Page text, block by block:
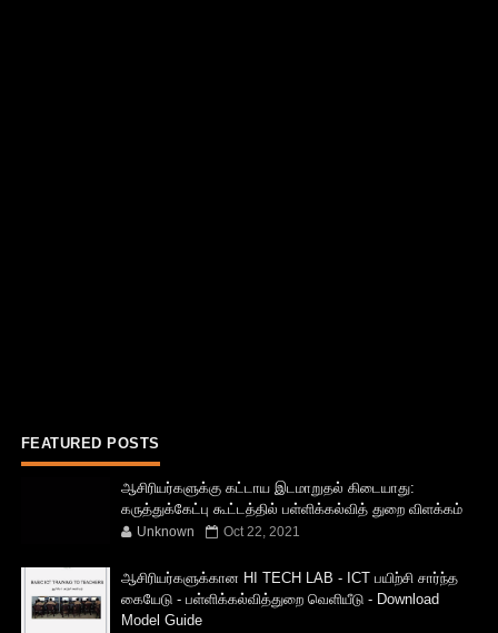
FEATURED POSTS
ஆசிரியர்களுக்கு கட்டாய இடமாறுதல் கிடையாது:
கருத்துக்கேட்பு கூட்டத்தில் பள்ளிக்கல்வித் துறை விளக்கம்
Unknown Oct 22, 2021
ஆசிரியர்களுக்கான HI TECH LAB - ICT பயிற்சி சார்ந்த
கையேடு - பள்ளிக்கல்வித்துறை வெளியீடு - Download
Model Guide